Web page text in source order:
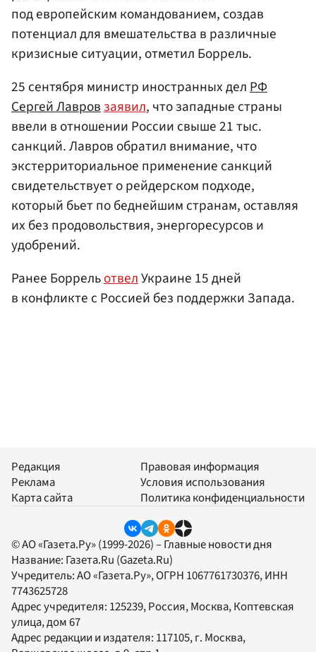
под европейским командованием, создав
потенциал для вмешательства в различные
кризисные ситуации, отметил Боррель.
25 сентября министр иностранных делРФ
Сергей Лавровзаявил, что западные страны
ввели в отношении России свыше 21 тыс.
санкций. Лавров обратил внимание, что
экстерриториальное применение санкций
свидетельствует о рейдерском подходе,
который бьет по беднейшим странам, оставляя
их без продовольствия, энергоресурсов и
удобрений.
Ранее БоррельотвелУкраине 15 дней
в конфликте с Россией без поддержки Запада.
Редакция
Реклама
Карта сайта
Правовая информация
Условия использования
Политика конфиденциальности
© АО «Газета.Ру» (1999-2026) – Главные новости дня
Название: Газета.Ru (Gazeta.Ru)
Учредитель:АО «Газета.Ру», ОГРН 1067761730376, ИНН
7743625728
Адрес учредителя: 125239, Россия, Москва, Коптевская
улица, дом 67
Адрес редакции и издателя: 117105, г. Москва,